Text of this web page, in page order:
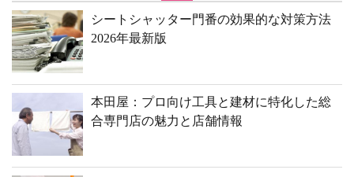
シートシャッター門番の効果的な対策方法
2026年最新版
本田屋：プロ向け工具と建材に特化した総
合専門店の魅力と店舗情報